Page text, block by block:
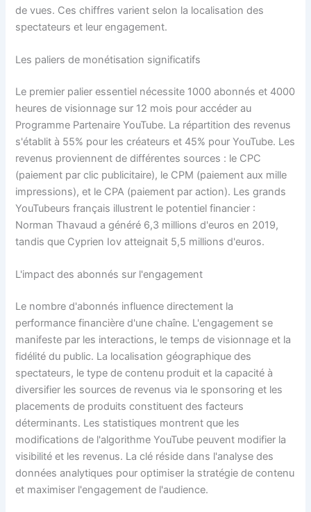
de vues. Ces chiffres varient selon la localisation des
spectateurs et leur engagement.
Les paliers de monétisation significatifs
Le premier palier essentiel nécessite 1000 abonnés et 4000
heures de visionnage sur 12 mois pour accéder au
Programme Partenaire YouTube. La répartition des revenus
s'établit à 55% pour les créateurs et 45% pour YouTube. Les
revenus proviennent de différentes sources : le CPC
(paiement par clic publicitaire), le CPM (paiement aux mille
impressions), et le CPA (paiement par action). Les grands
YouTubeurs français illustrent le potentiel financier :
Norman Thavaud a généré 6,3 millions d'euros en 2019,
tandis que Cyprien Iov atteignait 5,5 millions d'euros.
L'impact des abonnés sur l'engagement
Le nombre d'abonnés influence directement la
performance financière d'une chaîne. L'engagement se
manifeste par les interactions, le temps de visionnage et la
fidélité du public. La localisation géographique des
spectateurs, le type de contenu produit et la capacité à
diversifier les sources de revenus via le sponsoring et les
placements de produits constituent des facteurs
déterminants. Les statistiques montrent que les
modifications de l'algorithme YouTube peuvent modifier la
visibilité et les revenus. La clé réside dans l'analyse des
données analytiques pour optimiser la stratégie de contenu
et maximiser l'engagement de l'audience.